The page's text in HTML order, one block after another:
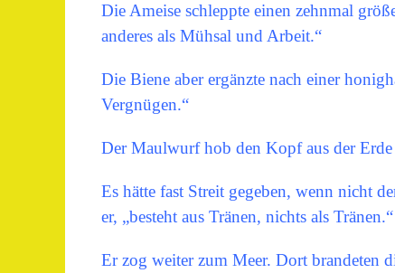
Die Ameise schleppte einen zehnmal
anderes als Mühsal und Arbeit.“
Die Biene aber ergänzte nach einer
Vergnügen.“
Der Maulwurf hob den Kopf aus der
Es hätte fast Streit gegeben, wenn nicht
er, „besteht aus Tränen, nichts als Tränen.“
Er zog weiter zum Meer. Dort brandeten